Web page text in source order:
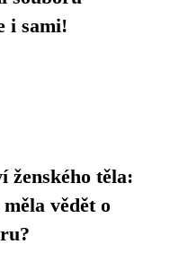
i sami!
ženského těla:
vědět o